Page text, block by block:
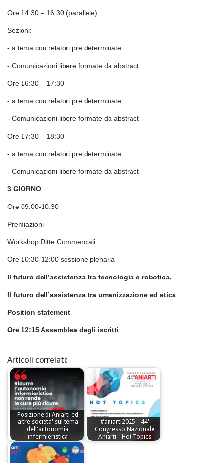
Ore 14:30 – 16:30 (parallele)
Sezioni:
- a tema con relatori pre determinate
- Comunicazioni libere formate da abstract
Ore 16:30 – 17:30
- a tema con relatori pre determinate
- Comunicazioni libere formate da abstract
Ore 17:30 – 18:30
- a tema con relatori pre determinate
- Comunicazioni libere formate da abstract
3 GIORNO
Ore 09:00-10.30
Premiazioni
Workshop Ditte Commerciali
Ore 10:30-12:00 sessione plenaria
Il futuro dell’assistenza tra tecnologia e robotica.
Il futuro dell’assistenza tra umanizzazione ed etica
Position statement
Ore 12:15 Assemblea degli iscritti
Articoli correlati:
Posizione di Aniarti ed
altre societa' sul tema
dell'autonomia
infermieristica
#aniarti2025 - 44'
Congresso Nazionale
Aniarti - Hot Topics